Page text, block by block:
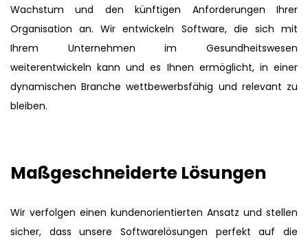
Wachstum und den künftigen Anforderungen Ihrer
Organisation an. Wir entwickeln Software, die sich mit
Ihrem Unternehmen im Gesundheitswesen
weiterentwickeln kann und es Ihnen ermöglicht, in einer
dynamischen Branche wettbewerbsfähig und relevant zu
bleiben.
Maßgeschneiderte Lösungen
Wir verfolgen einen kundenorientierten Ansatz und stellen
sicher, dass unsere Softwarelösungen perfekt auf die